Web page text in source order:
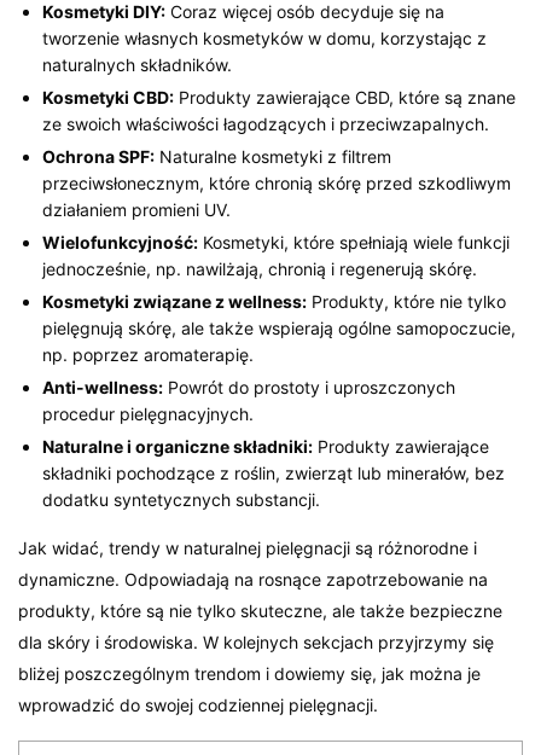
Kosmetyki DIY: Coraz więcej osób decyduje się na
tworzenie własnych kosmetyków w domu, korzystając z
naturalnych składników.
Kosmetyki CBD: Produkty zawierające CBD, które są znane
ze swoich właściwości łagodzących i przeciwzapalnych.
Ochrona SPF: Naturalne kosmetyki z filtrem
przeciwsłonecznym, które chronią skórę przed szkodliwym
działaniem promieni UV.
Wielofunkcyjność: Kosmetyki, które spełniają wiele funkcji
jednocześnie, np. nawilżają, chronią i regenerują skórę.
Kosmetyki związane z wellness: Produkty, które nie tylko
pielęgnują skórę, ale także wspierają ogólne samopoczucie,
np. poprzez aromaterapię.
Anti-wellness: Powrót do prostoty i uproszczonych
procedur pielęgnacyjnych.
Naturalne i organiczne składniki: Produkty zawierające
składniki pochodzące z roślin, zwierząt lub minerałów, bez
dodatku syntetycznych substancji.
Jak widać, trendy w naturalnej pielęgnacji są różnorodne i
dynamiczne. Odpowiadają na rosnące zapotrzebowanie na
produkty, które są nie tylko skuteczne, ale także bezpieczne
dla skóry i środowiska. W kolejnych sekcjach przyjrzymy się
bliżej poszczególnym trendom i dowiemy się, jak można je
wprowadzić do swojej codziennej pielęgnacji.